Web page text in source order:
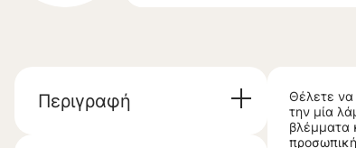
Περιγραφή
Θέλετε να
την μία
βλέμματα